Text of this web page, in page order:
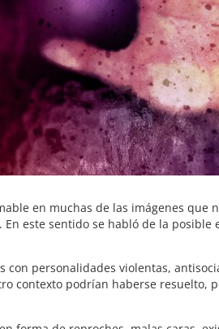
en muchas de las imágenes que
este sentido se habló de la
personalidades violentas,
contexto podrían haberse resuelto,